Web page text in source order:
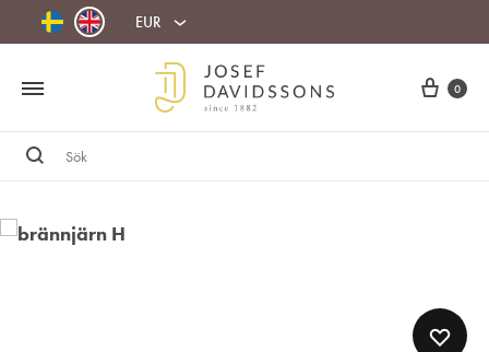
EUR
Cart
0
Sök